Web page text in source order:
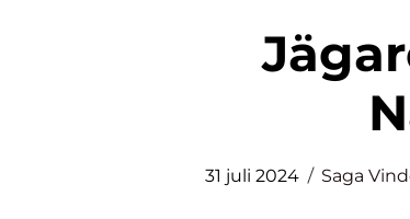
Jägarexamen En Biljett till
31 juli 2024 Saga